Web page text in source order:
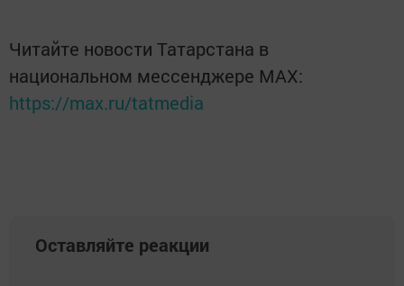
Читайте новости Татарстана в
национальном мессенджере MАХ:
https://max.ru/tatmedia
Оставляйте реакции